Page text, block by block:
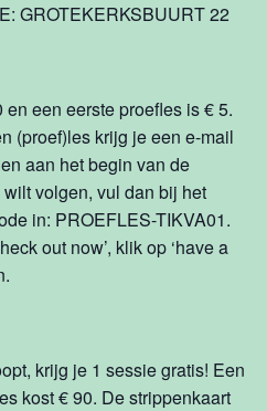
GROTEKERKSBUURT 22
een eerste proefles is € 5.
(proef)les krijg je een e-mail
aan het begin van de
volgen, vul dan bij het
in: PROEFLES-TIKVA01.
out now’, klik op ‘have a
krijg je 1 sessie gratis! Een
kost € 90. De strippenkaart